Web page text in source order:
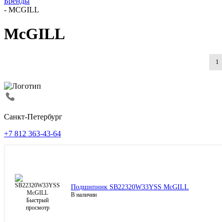
- MCGILL
McGILL
Быстрый
просмотр
Подшипник SB22320W33YSS McGILL
В наличии
1
Санкт-Петербург
+7 812 363-43-64